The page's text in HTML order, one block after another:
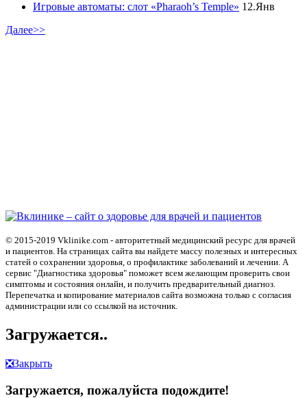
Игровые автоматы: слот «Pharaoh’s Temple» 12.Янв
Далее>>
© 2015-2019 Vklinike.com - авторитетный медицинский ресурс для врачей
и пациентов. На страницах сайта вы найдете массу полезных и интересных
статей о сохранении здоровья, о профилактике заболеваний и лечении. А
сервис "Диагностика здоровья" поможет всем желающим проверить свои
симптомы и состояния онлайн, и получить предварительный диагноз.
Перепечатка и копирование материалов сайта возможна только с согласия
администрации или со ссылкой на источник.
Загружается..
❎Закрыть
Загружается, пожалуйста подождите!